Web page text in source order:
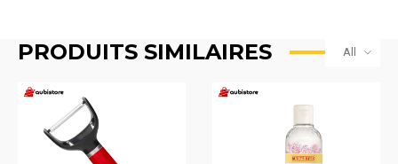
PRODUITS SIMILAIRES All